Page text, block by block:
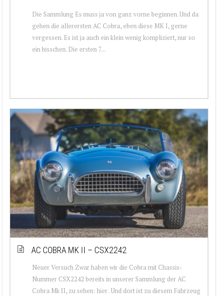
Die Sammlung Es muss ja von ganz vorne beginnen. Und da
gehen die allerersten AC Cobra, eben diese MK I, gerne
vergessen. Es ist ja auch ein klein wenig kompliziert, nur so
ein bisschen. Die ersten 7...
AC COBRA MK II – CSX2242
Neuer Versuch Zwar haben wir die Cobra mit Chassis-
Nummer CSX2242 bereits in unserer Sammlung der AC
Cobra Mk II, zu sehen: hier . Und dort ist zu diesem Fahrzeug